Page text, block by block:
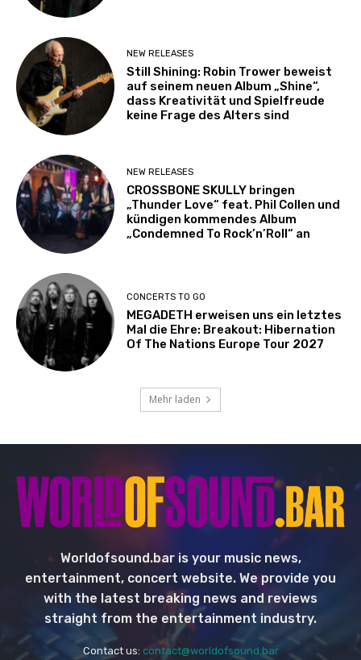
NEW RELEASES
Still Shining: Robin Trower beweist
auf seinem neuen Album „Shine“,
dass Kreativität und Spielfreude
keine Frage des Alters sind
NEW RELEASES
CROSSBONE SKULLY bringen
„Thunder Love“ feat. Phil Collen und
kündigen kommendes Album
„Condemned To Rock’n’Roll“ an
CONCERTS TO GO
MEGADETH erweisen uns ein letztes
Mal die Ehre: Breakout: Hibernation
Of The Nations Europe Tour 2027
Mehr laden
Worldofsound.bar is your music news,
entertainment, concert website. We provide you
with the latest breaking news and reviews
straight from the entertainment industry.
Contact us: contact@worldofsound.bar